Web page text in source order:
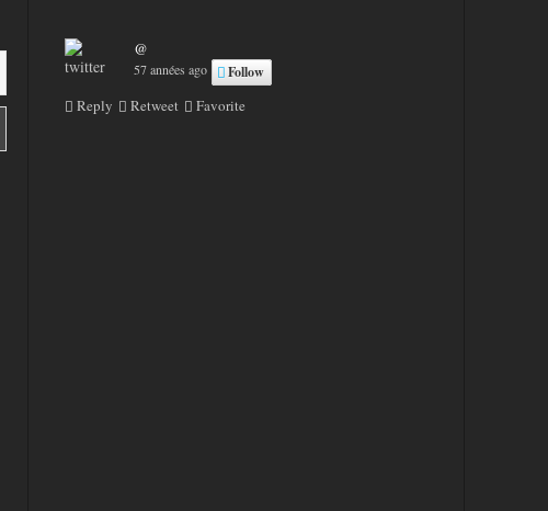
@
57 années ago Follow
Reply Retweet Favorite